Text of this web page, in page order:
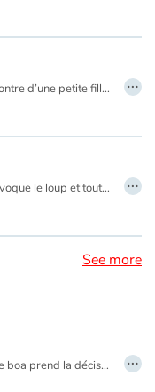
Avec Li-Loup, suivez la rencontre d’une petite fille et d’un loup. …
Dans Looping, le cochon provoque le loup et tout se retrouve sens dessus dessous ! …
See more
Devant le singe émerveillé, le boa prend la décision de se mesurer. Le singe propose de l’aider : Plies-toi en deux puis en quatre, c’est simple, ta taille est égale à deux fois ta moitié ou à quatre fois la moitié de ta moitié. Le boa n’est pas satisfait, il se sent entier et non pas moitié. Entrent en scène l’éléphanteau plutôt débonnaire et le perroquet très sûr de lui. Pour mesurer un boa, dit-il, il faut commencer par la queue. Mais ne voyant plus la tête, le doute s’empare des trois animaux : et si le boa était déchiré ? Alerté par des sensations bizarres, le boa vient rappeler à ses amis qu’il désire être mesuré et non vérifié. Le perroquet a alors une idée lumineuse… …